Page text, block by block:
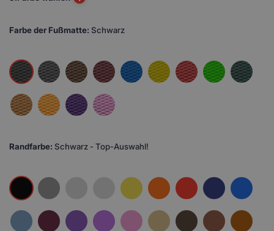
Farbe der Fußmatte: Schwarz
Randfarbe: Schwarz - Top-Auswahl!